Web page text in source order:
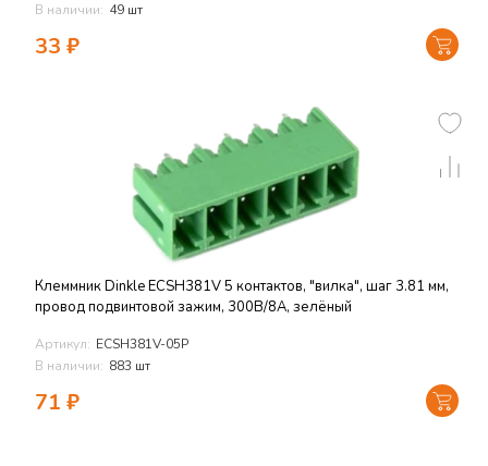
В наличии: 49 шт
33 ₽
Клеммник Dinkle ECSH381V 5 контактов, "вилка", шаг 3.81 мм,
провод подвинтовой зажим, 300В/8А, зелёный
Артикул: ECSH381V-05P
В наличии: 883 шт
71 ₽